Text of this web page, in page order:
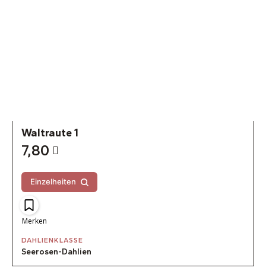
Waltraute 1
7,80
Einzelheiten
Merken
DAHLIENKLASSE
Seerosen-Dahlien